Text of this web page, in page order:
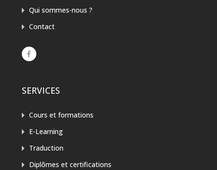
Qui sommes-nous ?
Contact
SERVICES
Cours et formations
E-Learning
Traduction
Diplômes et certifications